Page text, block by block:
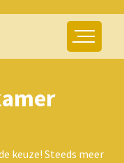
keuze! Steeds meer